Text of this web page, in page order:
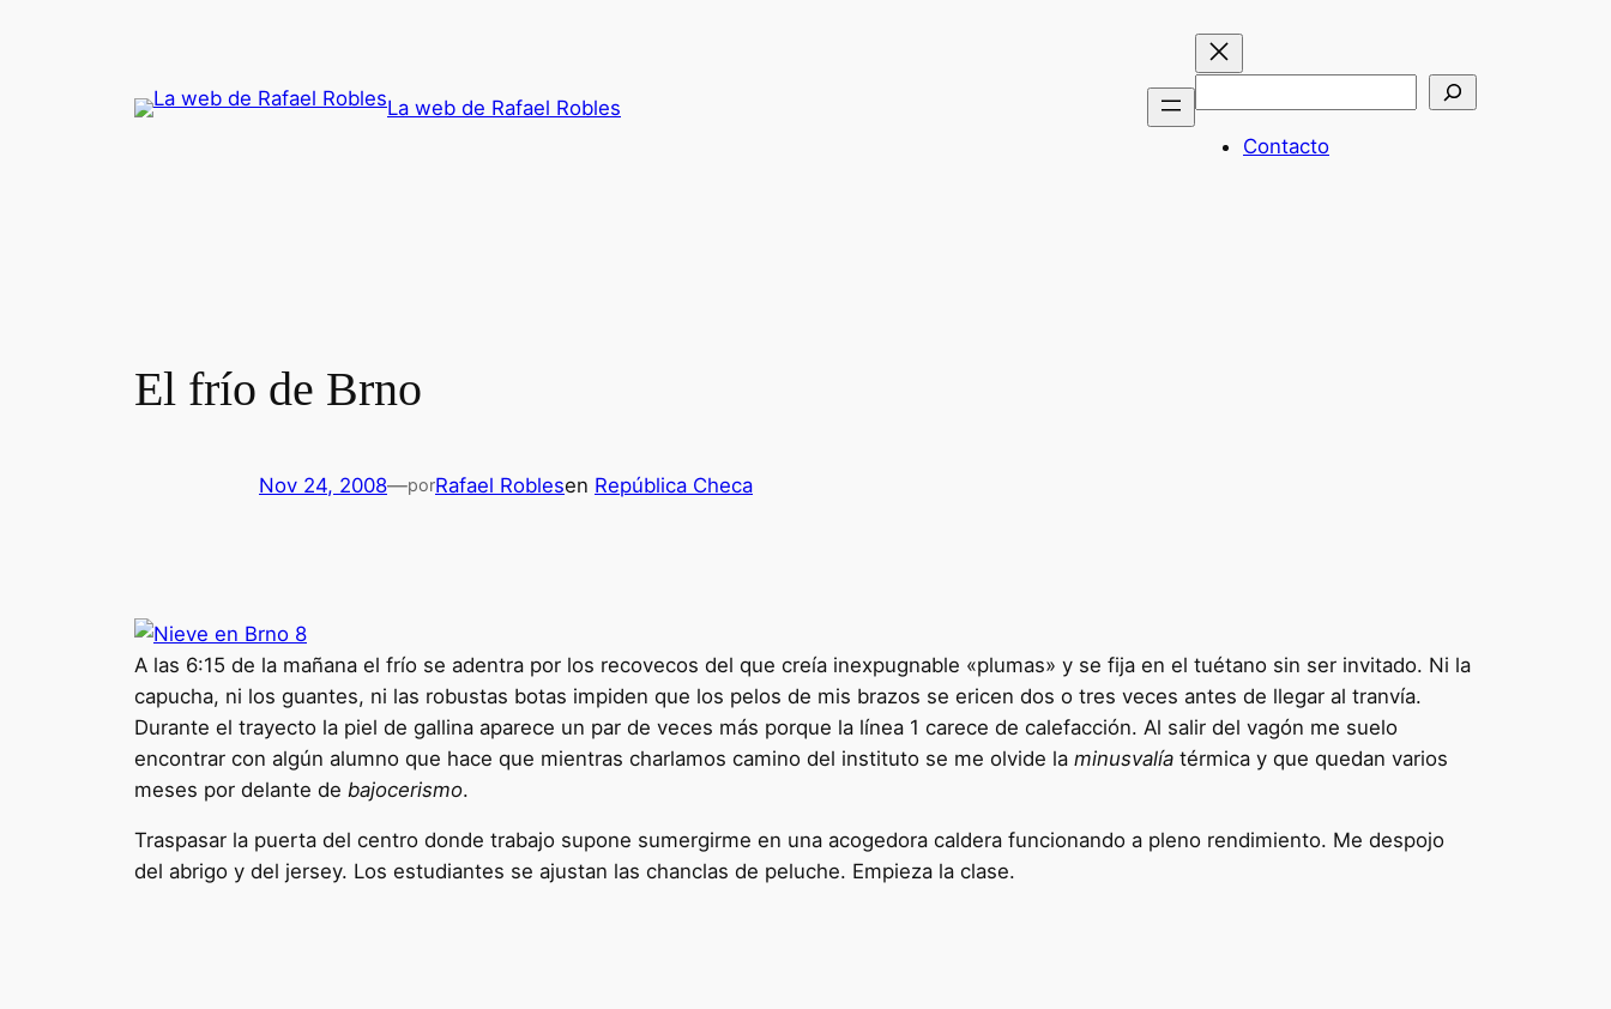
La web de Rafael Robles
Buscar
Contacto
El frío de Brno
Nov 24, 2008—porRafael Roblesen República Checa
A las 6:15 de la mañana el frío se adentra por los recovecos del que creía inexpugnable «plumas» y se fija en el tuétano sin ser invitado. Ni la
capucha, ni los guantes, ni las robustas botas impiden que los pelos de mis brazos se ericen dos o tres veces antes de llegar al tranvía.
Durante el trayecto la piel de gallina aparece un par de veces más porque la línea 1 carece de calefacción. Al salir del vagón me suelo
encontrar con algún alumno que hace que mientras charlamos camino del instituto se me olvide la minusvalía térmica y que quedan varios
meses por delante de bajocerismo.
Traspasar la puerta del centro donde trabajo supone sumergirme en una acogedora caldera funcionando a pleno rendimiento. Me despojo
del abrigo y del jersey. Los estudiantes se ajustan las chanclas de peluche. Empieza la clase.